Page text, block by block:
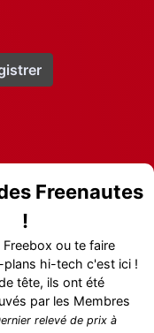
Freenautes
!
ou te faire
plans hi-tech c'est ici !
tête, ils ont été
par les Membres
relevé de prix à